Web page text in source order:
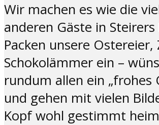
Wir machen es wie die
anderen Gäste in
Packen unsere
Schokolämmer ein –
rundum allen ein „frohes
und gehen mit vielen
Kopf wohl gestimmt